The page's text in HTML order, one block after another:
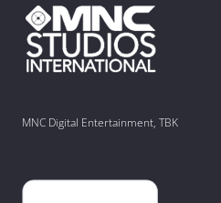
MNC Digital Entertainment, TBK